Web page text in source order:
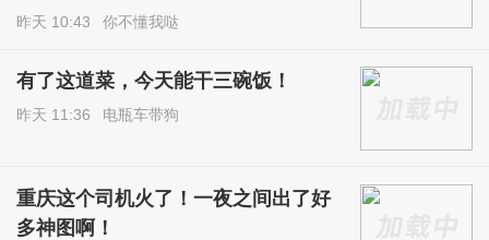
昨天 10:43 你不懂我哒
有了这道菜，今天能干三碗饭！
昨天 11:36 电瓶车带狗
重庆这个司机火了！一夜之间出了好
多神图啊！